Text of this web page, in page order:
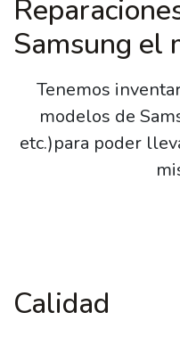
Samsung el
Tenemos
modelos de
etc.)para poder
Calidad